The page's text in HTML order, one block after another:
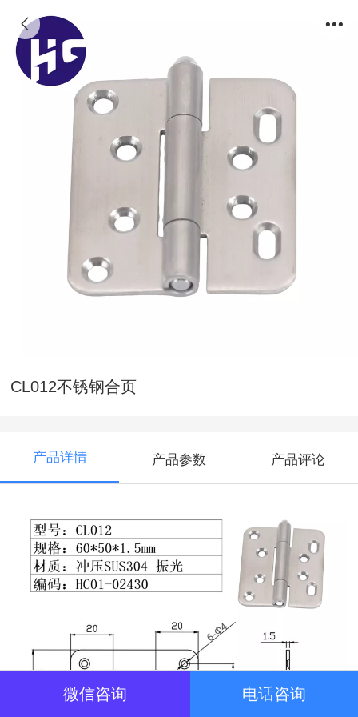
CL012不锈钢合页
产品详情 产品参数 产品评论
微信咨询 电话咨询